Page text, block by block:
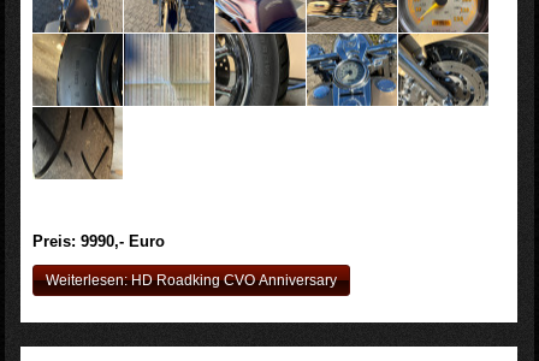
Preis: 9990,- Euro
Weiterlesen: HD Roadking CVO Anniversary